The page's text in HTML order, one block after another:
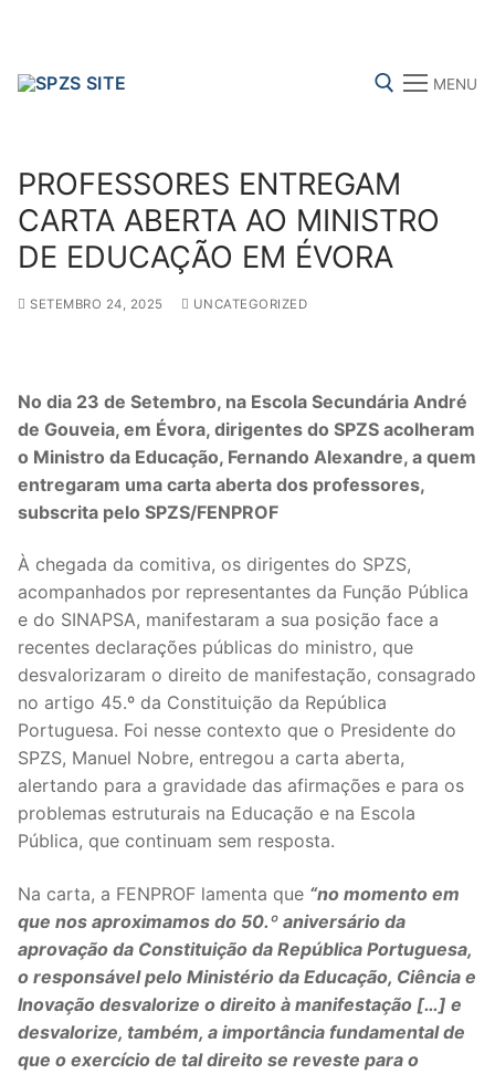
Search for:
MENU
FENPROF CGTP-IN FRENTE COMUM
sindicalização
Notícias
Legislação
Sectores
PRÉ-ESCOLAR
1º CICLO
2º/3º CEB / SECUNDÁRIO
ENSINO ARTÍSTICO
EDUCAÇÃO ESPECIAL
ENSINO SUPERIOR
PROFESSORES CONTRATADOS
DOCENTES APOSENTADOS
Formação
PROFESSORES ENTREGAM
CARTA ABERTA AO MINISTRO
DE EDUCAÇÃO EM ÉVORA
SETEMBRO 24, 2025 UNCATEGORIZED
No dia 23 de Setembro, na Escola Secundária André
de Gouveia, em Évora, dirigentes do SPZS acolheram
o Ministro da Educação, Fernando Alexandre, a quem
entregaram uma carta aberta dos professores,
subscrita pelo SPZS/FENPROF
À chegada da comitiva, os dirigentes do SPZS,
acompanhados por representantes da Função Pública
e do SINAPSA, manifestaram a sua posição face a
recentes declarações públicas do ministro, que
desvalorizaram o direito de manifestação, consagrado
no artigo 45.º da Constituição da República
Portuguesa. Foi nesse contexto que o Presidente do
SPZS, Manuel Nobre, entregou a carta aberta,
alertando para a gravidade das afirmações e para os
problemas estruturais na Educação e na Escola
Pública, que continuam sem resposta.
Na carta, a FENPROF lamenta que “no momento em
que nos aproximamos do 50.º aniversário da
aprovação da Constituição da República Portuguesa,
o responsável pelo Ministério da Educação, Ciência e
Inovação desvalorize o direito à manifestação […] e
desvalorize, também, a importância fundamental de
que o exercício de tal direito se reveste para o